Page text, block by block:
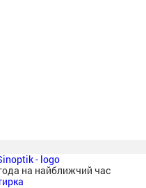
на найближчий час